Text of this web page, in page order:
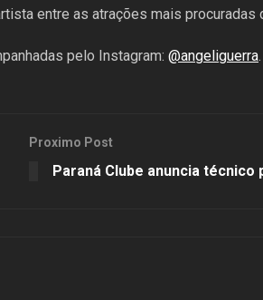
entre as atrações mais procuradas
pelo Instagram: @angeliguerra.
Proximo Post
Paraná Clube anuncia